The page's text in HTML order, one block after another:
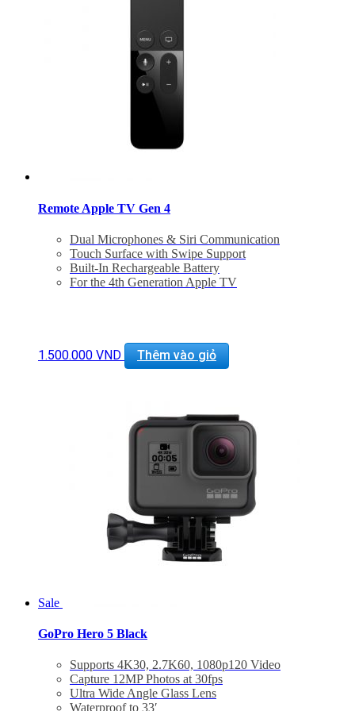
Remote Apple TV Gen 4
Dual Microphones & Siri Communication
Touch Surface with Swipe Support
Built-In Rechargeable Battery
For the 4th Generation Apple TV
1.500.000 VND Thêm vào giỏ
Sale
GoPro Hero 5 Black
Supports 4K30, 2.7K60, 1080p120 Video
Capture 12MP Photos at 30fps
Ultra Wide Angle Glass Lens
Waterproof to 33′